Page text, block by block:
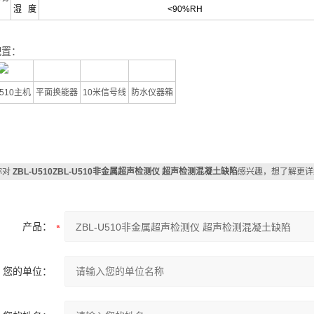
湿 度 <90%RH
：
主机 平面换能器 10米信号线 防水仪器箱
ZBL-U510ZBL-U510非金属超声检测仪 超声检测混凝土缺陷感兴趣，想了解更
产品：
您的单位：